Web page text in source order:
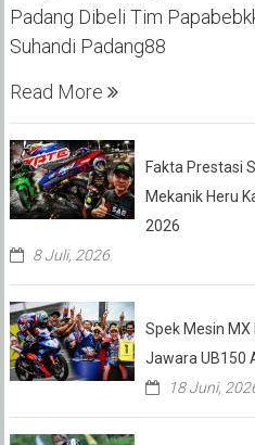
Padang Dibeli Tim
Suhandi Padang88
Read More
Fakta Prestasi
Mekanik Heru
2026
8 Juli, 2026
Spek Mesin MX
Jawara UB150
18 Juni,